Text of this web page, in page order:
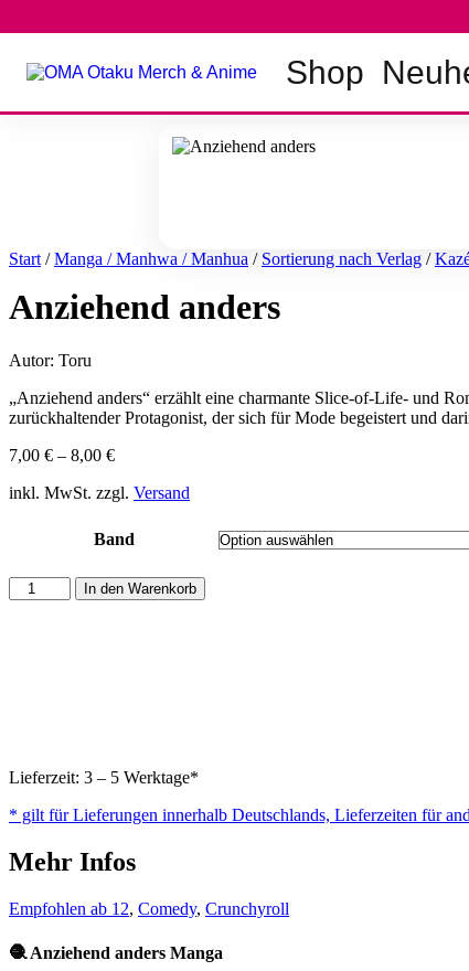
Inhalt
Shop
Start /Manga / Manhwa / Manhua / Sortierung nach Verlag /
Anziehend anders
Autor: Toru
„Anziehend anders“ erzählt eine charmante Slice-of-Life- und
zurückhaltender Protagonist, der sich für Mode begeistert und
7,00 € – 8,00 €
inkl. MwSt. zzgl. Versand
Band
Anziehend
anders
In den Warenkorb
Lieferzeit: 3 – 5 Werktage*
* gilt für Lieferungen innerhalb Deutschlands, Lieferzeiten für
Mehr Infos
Empfohlen ab 12, Comedy, Crunchyroll
🧶 Anziehend anders Manga